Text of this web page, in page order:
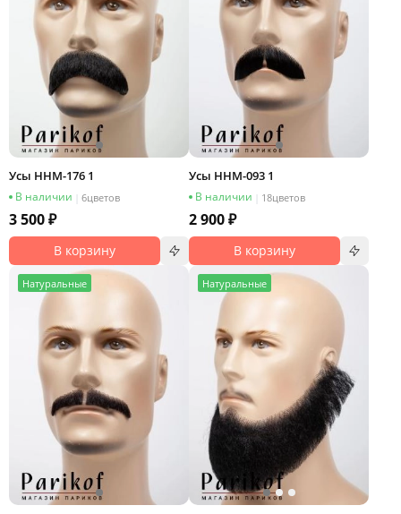
Усы HHM-176 1
В наличии 6цветов
3 500 ₽
В корзину
Усы HHM-093 1
В наличии 18цветов
2 900 ₽
В корзину
Натуральные Натуральные